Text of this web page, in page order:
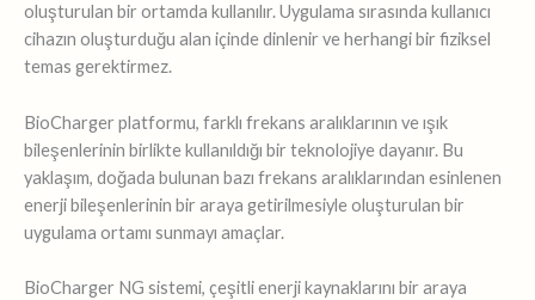
oluşturulan bir ortamda kullanılır. Uygulama sırasında kullanıcı
cihazın oluşturduğu alan içinde dinlenir ve herhangi bir fiziksel
temas gerektirmez.
BioCharger platformu, farklı frekans aralıklarının ve ışık
bileşenlerinin birlikte kullanıldığı bir teknolojiye dayanır. Bu
yaklaşım, doğada bulunan bazı frekans aralıklarından esinlenen
enerji bileşenlerinin bir araya getirilmesiyle oluşturulan bir
uygulama ortamı sunmayı amaçlar.
BioCharger NG sistemi, çeşitli enerji kaynaklarını bir araya